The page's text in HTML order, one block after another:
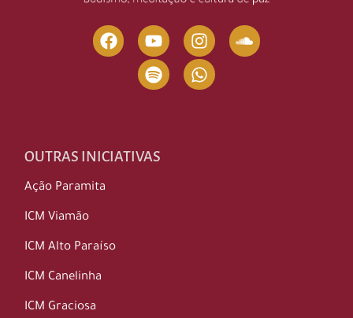
OUTRAS INICIATIVAS
Ação Paramita
ICM Viamão
ICM Alto Paraíso
ICM Canelinha
ICM Graciosa